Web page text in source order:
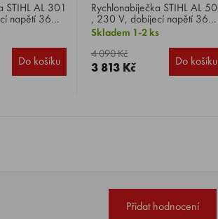
napětí 36
Do košíku
Rychlonabíječka STIHL AL 501
, 230 V, dobíjecí napětí 36
V, pro velmi rychlé a šetrné
AR s aktivním chlazením.
Skladem 1-2 ks
4 090 Kč
3 813 Kč Do košíku
Přidat hodnocení